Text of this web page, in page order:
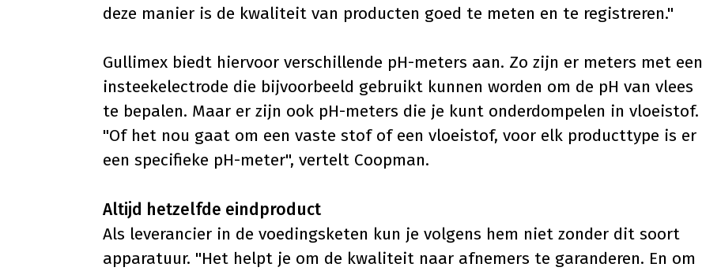
deze manier is de kwaliteit van producten goed te meten en te registreren."
Gullimex biedt hiervoor verschillende pH-meters aan. Zo zijn er meters met een
insteekelectrode die bijvoorbeeld gebruikt kunnen worden om de pH van vlees
te bepalen. Maar er zijn ook pH-meters die je kunt onderdompelen in vloeistof.
"Of het nou gaat om een vaste stof of een vloeistof, voor elk producttype is er
een specifieke pH-meter", vertelt Coopman.
Altijd hetzelfde eindproduct
Als leverancier in de voedingsketen kun je volgens hem niet zonder dit soort
apparatuur. "Het helpt je om de kwaliteit naar afnemers te garanderen. En om